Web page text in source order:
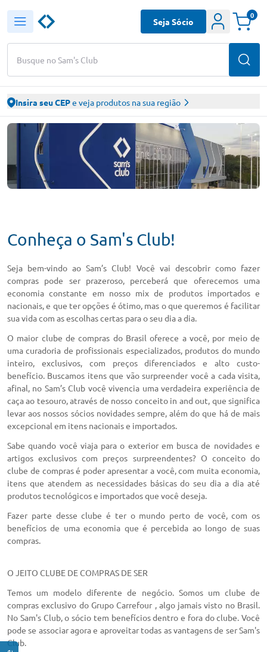
Busque no Sam's Club
Seja Sócio
0
Insira seu CEPe veja produtos na sua região
Conheça o Sam's Club!
Seja bem-vindo ao Sam’s Club! Você vai descobrir como fazer
compras pode ser prazeroso, perceberá que oferecemos uma
economia constante em nosso mix de produtos importados e
nacionais, e que ter opções é ótimo, mas o que queremos é facilitar
sua vida com as escolhas certas para o seu dia a dia.
O maior clube de compras do Brasil oferece a você, por meio de
uma curadoria de profissionais especializados, produtos do mundo
inteiro, exclusivos, com preços diferenciados e alto custo-
benefício. Buscamos itens que vão surpreender você a cada visita,
afinal, no Sam’s Club você vivencia uma verdadeira experiência de
caça ao tesouro, através de nosso conceito in and out, que significa
levar aos nossos sócios novidades sempre, além do que há de mais
excepcional em itens nacionais e importados.
Sabe quando você viaja para o exterior em busca de novidades e
artigos exclusivos com preços surpreendentes? O conceito do
clube de compras é poder apresentar a você, com muita economia,
itens que atendem as necessidades básicas do seu dia a dia até
produtos tecnológicos e importados que você deseja.
Fazer parte desse clube é ter o mundo perto de você, com os
benefícios de uma economia que é percebida ao longo de suas
compras.
O JEITO CLUBE DE COMPRAS DE SER
Temos um modelo diferente de negócio. Somos um clube de
compras exclusivo do Grupo Carrefour , algo jamais visto no Brasil.
No Sam's Club, o sócio tem benefícios dentro e fora do clube. Você
pode se associar agora e aproveitar todas as vantagens de ser Sam's
Club.